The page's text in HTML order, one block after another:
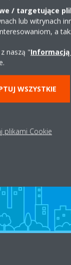
/ targetujące
lub witrynach
a
naszą "
WSZYSTKIE
plikami Cookie